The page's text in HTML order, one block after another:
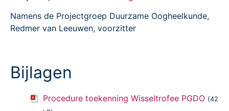
Namens de Projectgroep Duurzame Oogheelkunde,
Redmer van Leeuwen, voorzitter
Bijlagen
Procedure toekenning Wisseltrofee PGDO (42